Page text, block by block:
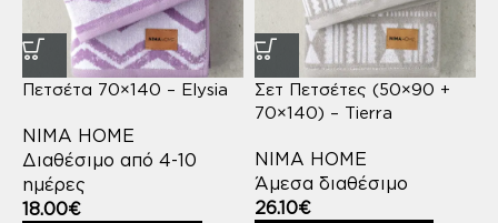
Πετσέτα 70×140 – Elysia
NIMA HOME
Διαθέσιμο από 4-10
ημέρες
18.00€
Σετ Πετσέτες (50×90 +
70×140) – Tierra
NIMA HOME
Άμεσα διαθέσιμο
26.10€